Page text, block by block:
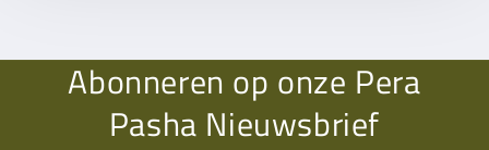
Abonneren op onze Pera
Pasha Nieuwsbrief